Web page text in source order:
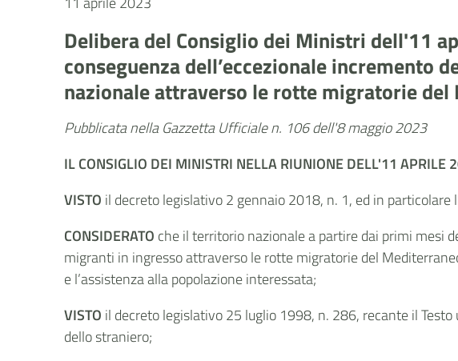
Delibera del Consiglio dei Ministri dell'11
conseguenza dell’eccezionale
nazionale attraverso le rotte migratorie del
Pubblicata nella Gazzetta Ufficiale n. 106 dell'8 maggio 2023
IL CONSIGLIO DEI MINISTRI NELLA RIUNIONE DELL'11 APRILE
VISTO il decreto legislativo 2 gennaio 2018, n. 1, ed in
CONSIDERATO che il territorio nazionale a partire dai primi mesi
migranti in ingresso attraverso le rotte migratorie del
e l’assistenza alla popolazione interessata;
VISTO il decreto legislativo 25 luglio 1998, n. 286, recante il
dello straniero;